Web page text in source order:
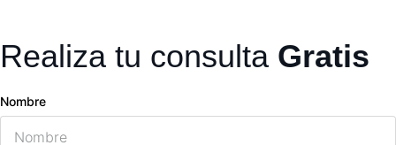
Realiza tu consulta Gratis
Nombre